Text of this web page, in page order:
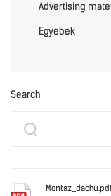
Advertising
Egyebek
Search